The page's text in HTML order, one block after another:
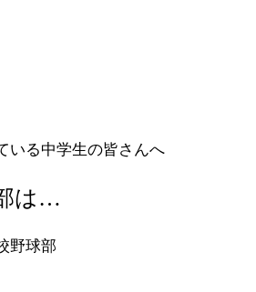
いる中学生の皆さんへ
は…
野球部